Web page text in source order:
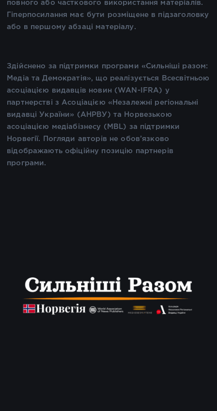
повного або часткового використання матеріалів.
Гіперпосилання має бути розміщене в підзаголовку
або в першому абзаці матеріалу.
Здійснено за підтримки програми «Сильніші разом:
Медіа та Демократія», що реалізується Всесвітньою
асоціацією видавців новин (WAN-IFRA) у
партнерстві з Асоціацією «Незалежні регіональні
видавці України» (АНРВУ) та Норвезькою
асоціацією медіабізнесу (MBL) за підтримки
Норвегії. Погляди авторів не обов’язково
відображають офіційну позицію партнерів
програми.